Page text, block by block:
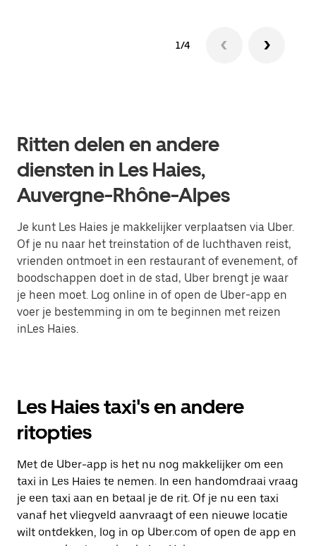
1/4
Ritten delen en andere
diensten in Les Haies,
Auvergne-Rhône-Alpes
Je kunt Les Haies je makkelijker verplaatsen via Uber.
Of je nu naar het treinstation of de luchthaven reist,
vrienden ontmoet in een restaurant of evenement, of
boodschappen doet in de stad, Uber brengt je waar
je heen moet. Log online in of open de Uber-app en
voer je bestemming in om te beginnen met reizen
inLes Haies.
Les Haies taxi's en andere
ritopties
Met de Uber-app is het nu nog makkelijker om een
taxi in Les Haies te nemen. In een handomdraai vraag
je een taxi aan en betaal je de rit. Of je nu een taxi
vanaf het vliegveld aanvraagt of een nieuwe locatie
wilt ontdekken, log in op Uber.com of open de app en